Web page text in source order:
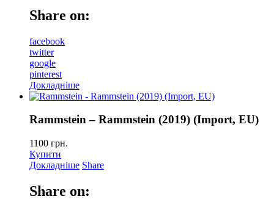
Share on:
facebook
twitter
google
pinterest
Докладніше
Rammstein – Rammstein (2019) (Import, EU)
1100 грн.
Купити
Докладніше Share
Share on: